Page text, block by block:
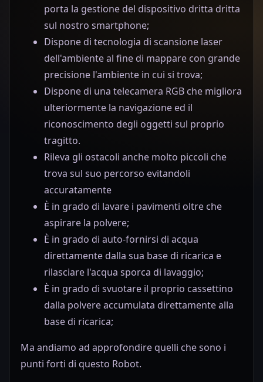
porta la gestione del dispositivo dritta dritta
sul nostro smartphone;
Dispone di tecnologia di scansione laser
dell'ambiente al fine di mappare con grande
precisione l'ambiente in cui si trova;
Dispone di una telecamera RGB che migliora
ulteriormente la navigazione ed il
riconoscimento degli oggetti sul proprio
tragitto.
Rileva gli ostacoli anche molto piccoli che
trova sul suo percorso evitandoli
accuratamente
È in grado di lavare i pavimenti oltre che
aspirare la polvere;
È in grado di auto-fornirsi di acqua
direttamente dalla sua base di ricarica e
rilasciare l'acqua sporca di lavaggio;
È in grado di svuotare il proprio cassettino
dalla polvere accumulata direttamente alla
base di ricarica;
Ma andiamo ad approfondire quelli che sono i
punti forti di questo Robot.